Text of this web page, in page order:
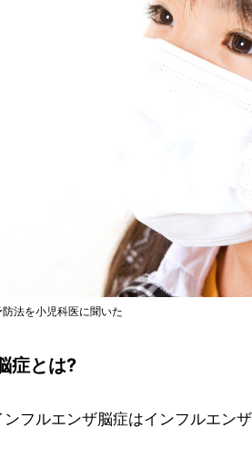
法を小児科医に聞いた
症とは?
フルエンザ脳症はインフルエン